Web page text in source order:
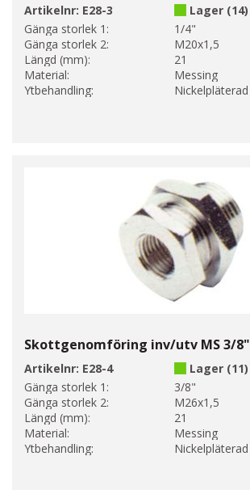
Artikelnr: E28-3
Lager (14)
Gänga storlek 1:
1/4"
Gänga storlek 2:
M20x1,5
Längd (mm):
21
Material:
Messing
Ytbehandling:
Nickelpläterad
Skottgenomföring inv/utv MS 3/8"
Artikelnr: E28-4
Lager (11)
Gänga storlek 1:
3/8"
Gänga storlek 2:
M26x1,5
Längd (mm):
21
Material:
Messing
Ytbehandling:
Nickelpläterad